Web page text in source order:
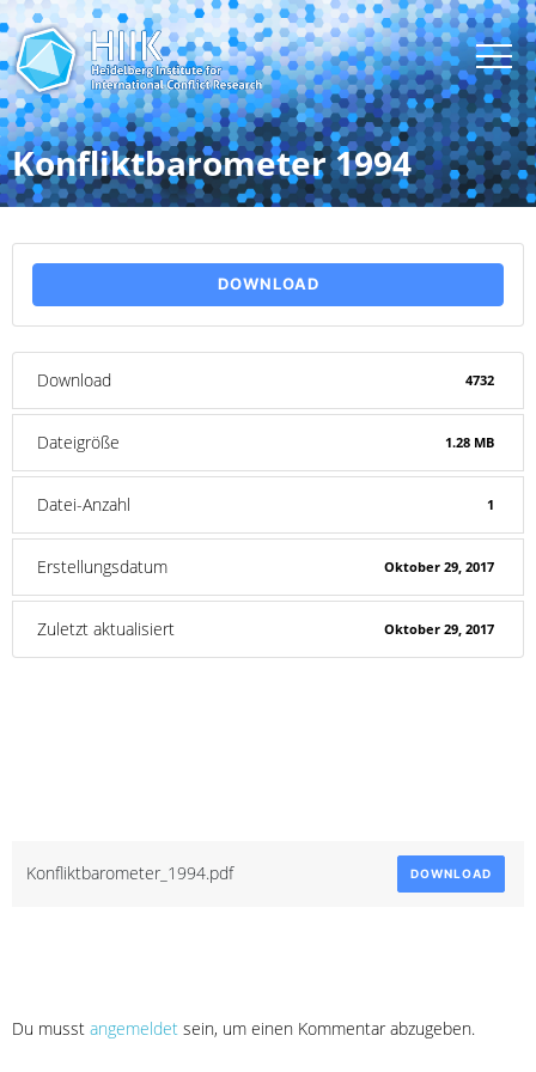
Konfliktbarometer 1994
DOWNLOAD
Download 4732
Dateigröße 1.28 MB
Datei-Anzahl 1
Erstellungsdatum Oktober 29, 2017
Zuletzt aktualisiert Oktober 29, 2017
Konfliktbarometer_1994.pdf DOWNLOAD
Du musst angemeldet sein, um einen Kommentar abzugeben.